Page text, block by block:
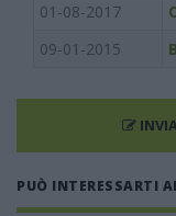
01-08-2017
09-01-2015
PUÒ INTERESSARTI